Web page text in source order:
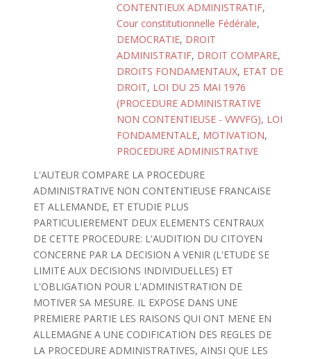
CONTENTIEUX ADMINISTRATIF,
Cour constitutionnelle Fédérale,
DEMOCRATIE, DROIT
ADMINISTRATIF, DROIT COMPARE,
DROITS FONDAMENTAUX, ETAT DE
DROIT, LOI DU 25 MAI 1976
(PROCEDURE ADMINISTRATIVE
NON CONTENTIEUSE - VWVFG), LOI
FONDAMENTALE, MOTIVATION,
PROCEDURE ADMINISTRATIVE
L'AUTEUR COMPARE LA PROCEDURE
ADMINISTRATIVE NON CONTENTIEUSE FRANCAISE
ET ALLEMANDE, ET ETUDIE PLUS
PARTICULIEREMENT DEUX ELEMENTS CENTRAUX
DE CETTE PROCEDURE: L'AUDITION DU CITOYEN
CONCERNE PAR LA DECISION A VENIR (L'ETUDE SE
LIMITE AUX DECISIONS INDIVIDUELLES) ET
L'OBLIGATION POUR L'ADMINISTRATION DE
MOTIVER SA MESURE. IL EXPOSE DANS UNE
PREMIERE PARTIE LES RAISONS QUI ONT MENE EN
ALLEMAGNE A UNE CODIFICATION DES REGLES DE
LA PROCEDURE ADMINISTRATIVES, AINSI QUE LES